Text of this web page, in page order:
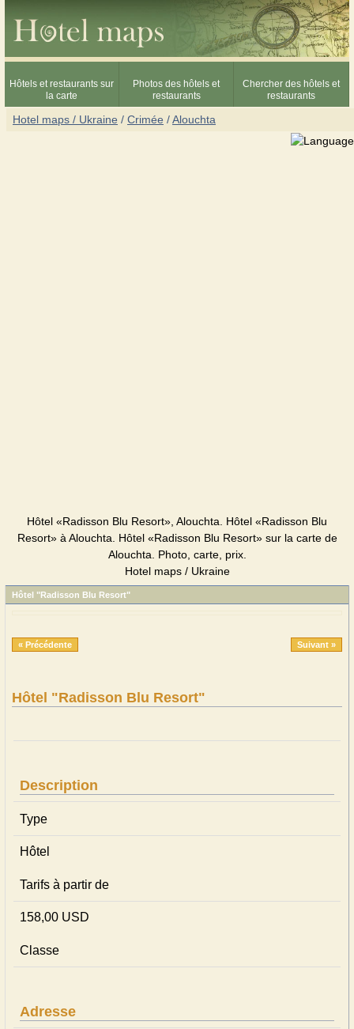
Hôtels et restaurants sur
la carte
Photos des hôtels et
restaurants
Chercher des hôtels et
restaurants
Hotel maps / Ukraine / Crimée /Alouchta
Hôtel «Radisson Blu Resort», Alouchta. Hôtel «Radisson Blu
Resort» à Alouchta. Hôtel «Radisson Blu Resort» sur la carte de
Alouchta. Photo, carte, prix.
Hotel maps / Ukraine
Hôtel "Radisson Blu Resort"
« Précédente Suivant »
Hôtel "Radisson Blu Resort"
Description
Type
Hôtel
Tarifs à partir de
158,00 USD
Classe
Adresse